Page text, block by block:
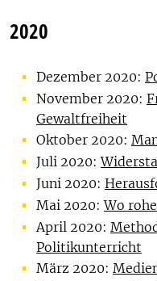
2020
Dezember 2020:
November 2020:
Gewaltfreiheit
Oktober 2020:
Juli 2020:
Juni 2020:
Mai 2020:Wo
April 2020:
Politikunterricht
März 2020: